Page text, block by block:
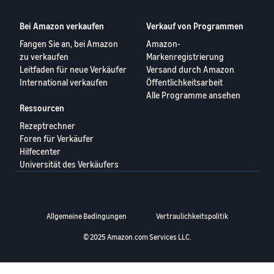
Bei Amazon verkaufen
Fangen Sie an, bei Amazon
zu verkaufen
Leitfaden für neue Verkäufer
International verkaufen
Verkauf von Programmen
Amazon-
Markenregistrierung
Versand durch Amazon
Öffentlichkeitsarbeit
Alle Programme ansehen
Ressourcen
Rezeptrechner
Foren für Verkäufer
Hilfecenter
Universität des Verkäufers
Allgemeine Bedingungen Vertraulichkeitspolitik
© 2025 Amazon.com Services LLC.